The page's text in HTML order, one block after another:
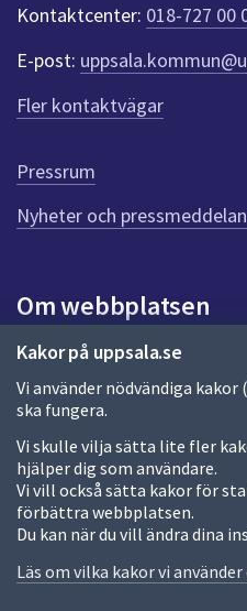
Kakor på uppsala.se
Vi använder nödvändiga
ska fungera.
Vi skulle vilja sätta lite fler
hjälper dig som användare.
Vi vill också sätta kakor för
förbättra webbplatsen.
Du kan när du vill ändra dina
Läs om vilka kakor vi
e
r
f
ö
r
e
n
n
a
d
a
Kontaktcenter: 018-727 00
E-post:
Fler kontaktvägar
Pressrum
Nyheter och
Om webbplatsen
Om webbplatsen
Allmänna handlingar och
Behandling av
Kakor
Språk (other languages)
Tillgänglighetsredogörelse